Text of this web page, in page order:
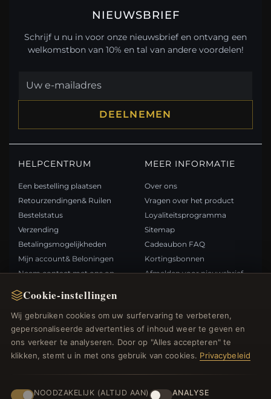
Cookie-instellingen
Wij gebruiken cookies om uw surfervaring te verbeteren,
gepersonaliseerde advertenties of inhoud weer te geven en
ons verkeer te analyseren. Door op "Alles accepteren" te
klikken, stemt u in met ons gebruik van cookies. Privacybeleid
NOODZAKELIJK (ALTIJD AAN) ANALYSE
NIEUWSBRIEF
Schrijf u nu in voor onze nieuwsbrief en ontvang een
welkomstbon van 10% en tal van andere voordelen!
DEELNEMEN
HELPCENTRUM
Een bestelling plaatsen
Retourzendingen& Ruilen
Bestelstatus
Verzending
Betalingsmogelijkheden
Mijn account& Beloningen
Neem contact met ons op
MEER INFORMATIE
Over ons
Vragen over het product
Loyaliteitsprogramma
Sitemap
Cadeaubon FAQ
Kortingsbonnen
Afmelden voor nieuwsbrief
Nieuwe producten
Specials
Blog
Beoordelingen
Inloggen
BETAALMETHODEN